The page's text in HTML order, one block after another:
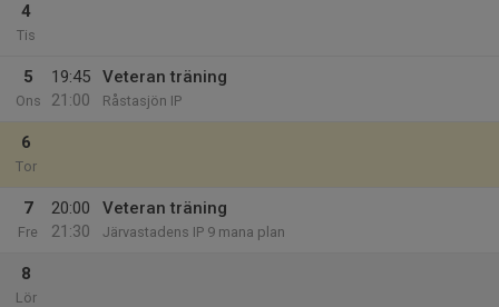
4
Tis
5
Ons
19:45
21:00
Veteran träning
Råstasjön IP
6
Tor
7
Fre
20:00
21:30
Veteran träning
Järvastadens IP 9 mana plan
8
Lör